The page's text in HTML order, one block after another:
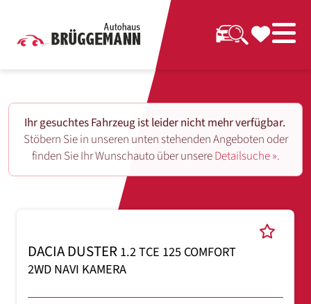
Ihr gesuchtes Fahrzeug ist leider nicht mehr verfügbar.
Stöbern Sie in unseren unten stehenden Angeboten oder
finden Sie Ihr Wunschauto über unsereDetailsuche ».
DACIA DUSTER1.2 TCE 125 COMFORT
2WD NAVI KAMERA